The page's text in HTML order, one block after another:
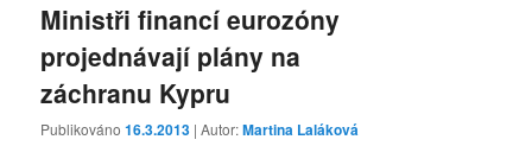
Ministři financí eurozóny
projednávají plány na
záchranu Kypru
Publikováno16.3.2013 | Autor:Martina Laláková